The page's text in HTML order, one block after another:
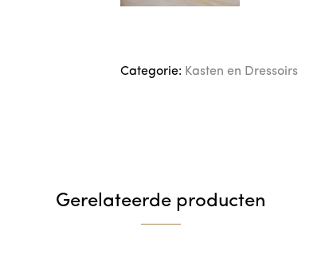
Categorie: Kasten en Dressoirs
Gerelateerde producten